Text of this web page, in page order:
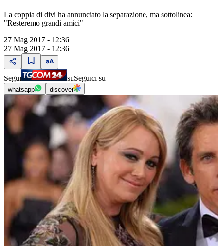
La coppia di divi ha annunciato la separazione, ma sottolinea:
"Resteremo grandi amici"
27 Mag 2017 - 12:36
27 Mag 2017 - 12:36
Segui suSeguici su
whatsapp discover